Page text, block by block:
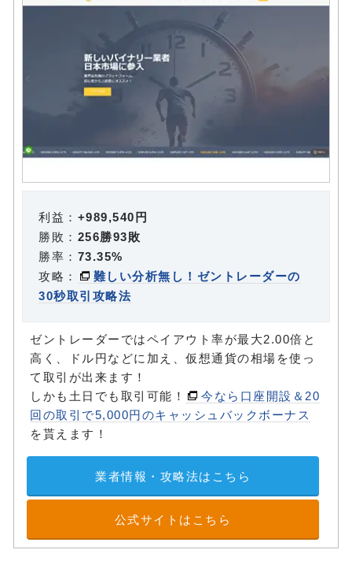
利益： +989,540円
勝敗： 256勝93敗
勝率： 73.35%
攻略：
難しい分析無し！ゼントレーダーの
30秒取引攻略法
ゼントレーダーではペイアウト率が最大2.00倍と
高く、ドル円などに加え、仮想通貨の相場を使っ
て取引が出来ます！
しかも土日でも取引可能！
今なら口座開設＆20
回の取引で5,000円のキャッシュバックボーナス
を貰えます！
業者情報・攻略法はこちら
公式サイトはこちら